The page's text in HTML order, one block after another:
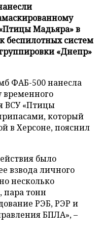
Мадьяра» в
беспилотных систем
«Днепр»
ФАБ-500 нанесла
временного
ВСУ «Птицы
который
в Херсоне, пояснил
было
взвода личного
несколько
пара тонн
РЭБ, РЭР и
БПЛА», –